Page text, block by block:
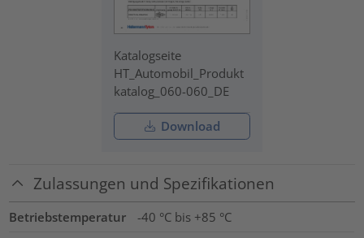
Katalogseite
HT_Automobil_Produkt
katalog_060-060_DE
Download
Zulassungen und Spezifikationen
Betriebstemperatur
-40 °C bis +85 °C